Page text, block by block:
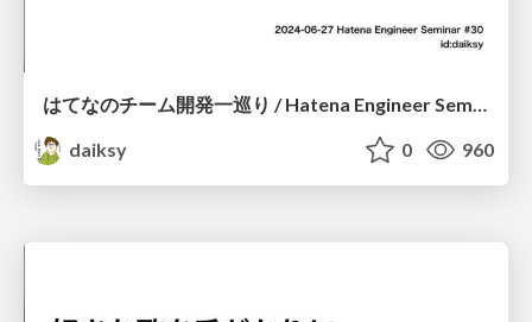
はてなのチーム開発一巡り / Hatena Engineer Seminar 30
daiksy
0 960